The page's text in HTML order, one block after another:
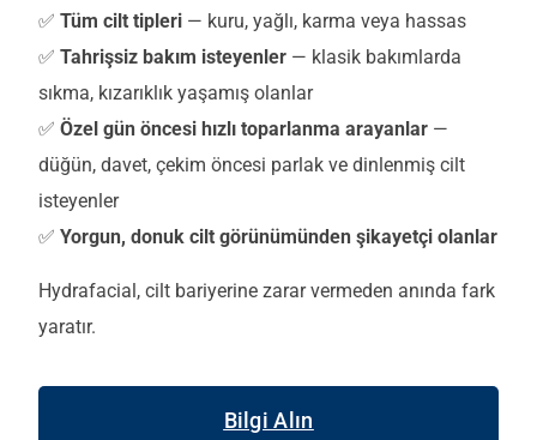
✅ Tüm cilt tipleri — kuru, yağlı, karma veya hassas
✅ Tahrişsiz bakım isteyenler — klasik bakımlarda
sıkma, kızarıklık yaşamış olanlar
✅ Özel gün öncesi hızlı toparlanma arayanlar —
düğün, davet, çekim öncesi parlak ve dinlenmiş cilt
isteyenler
✅ Yorgun, donuk cilt görünümünden şikayetçi olanlar
Hydrafacial, cilt bariyerine zarar vermeden anında fark
yaratır.
Bilgi Alın